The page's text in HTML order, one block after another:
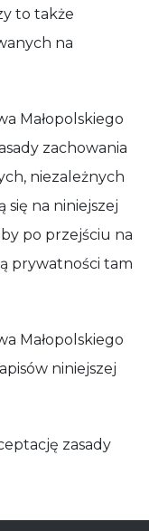
to także
na
Małopolskiego
zachowania
niezależnych
na niniejszej
po przejściu na
prywatności tam
Małopolskiego
niniejszej
zasady